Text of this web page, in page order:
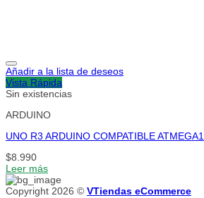
Añadir a la lista de deseos
Vista Rápida
Sin existencias
ARDUINO
UNO R3 ARDUINO COMPATIBLE
$8.990
Leer más
Copyright 2026 © VTiendas eCommerce